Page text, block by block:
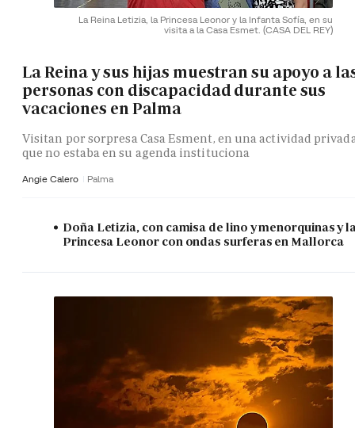
La Reina Letizia, la Princesa Leonor y la Infanta Sofía, en su
visita a la Casa Esmet. (CASA DEL REY)
La Reina y sus hijas muestran su apoyo a
personas con discapacidad durante sus
vacaciones en Palma
Visitan por sorpresa Casa Esment, en una actividad
que no estaba en su agenda instituciona
Angie Calero Palma
Doña Letizia, con camisa de lino y menorquinas y
Princesa Leonor con ondas surferas en Mallorca